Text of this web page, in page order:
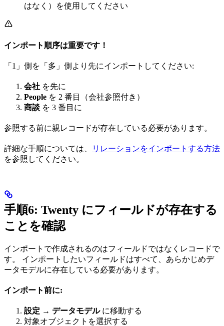
はなく）を使用してください
インポート順序は重要です！
「1」側を「多」側より先にインポートしてください:
会社 を先に
People を 2 番目（会社参照付き）
商談 を 3 番目に
参照する前に親レコードが存在している必要があります。
詳細な手順については、
リレーションをインポートする方法
を参照してください。
手順6: Twenty にフィールドが存在する
ことを確認
インポートで作成されるのはフィールドではなくレコードで
す。 インポートしたいフィールドはすべて、あらかじめデ
ータモデルに存在している必要があります。
インポート前に:
設定 → データモデルに移動する
対象オブジェクトを選択する